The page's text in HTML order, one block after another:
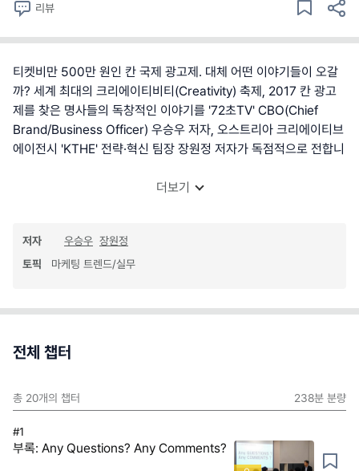
리뷰
티켓비만 500만 원인 칸 국제 광고제. 대체 어떤 이야기들이 오갈
까? 세계 최대의 크리에이티비티(Creativity) 축제, 2017 칸 광고
제를 찾은 명사들의 독창적인 이야기를 '72초TV' CBO(Chief
Brand/Business Officer) 우승우 저자, 오스트리아 크리에이티브
에이전시 'KTHE' 전략·혁신 팀장 장원정 저자가 독점적으로 전합니
더보기
저자 우승우 장원정
토픽
마케팅 트렌드/실무
전체 챕터
총 20개의 챕터 238분 분량
#1
부록: Any Questions? Any Comments?